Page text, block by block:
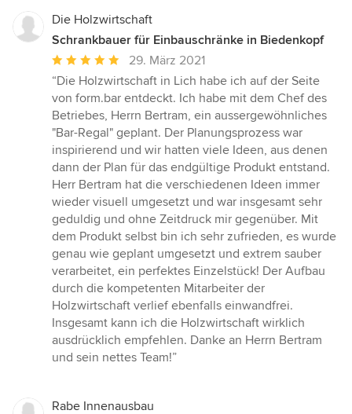
Die Holzwirtschaft
Schrankbauer für Einbauschränke in Biedenkopf
Durchschnittliche
Bewertung:
5
von
5
Sternen
29. März 2021
“Die Holzwirtschaft in Lich habe ich auf der Seite
von form.bar entdeckt. Ich habe mit dem Chef des
Betriebes, Herrn Bertram, ein aussergewöhnliches
"Bar-Regal" geplant. Der Planungsprozess war
inspirierend und wir hatten viele Ideen, aus denen
dann der Plan für das endgültige Produkt entstand.
Herr Bertram hat die verschiedenen Ideen immer
wieder visuell umgesetzt und war insgesamt sehr
geduldig und ohne Zeitdruck mir gegenüber. Mit
dem Produkt selbst bin ich sehr zufrieden, es wurde
genau wie geplant umgesetzt und extrem sauber
verarbeitet, ein perfektes Einzelstück! Der Aufbau
durch die kompetenten Mitarbeiter der
Holzwirtschaft verlief ebenfalls einwandfrei.
Insgesamt kann ich die Holzwirtschaft wirklich
ausdrücklich empfehlen. Danke an Herrn Bertram
und sein nettes Team!”
Rabe Innenausbau